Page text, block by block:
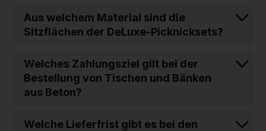
Aus welchem Material sind die
Sitzflächen der DeLuxe-Picknicksets?
Welches Zahlungsziel gilt bei der
Bestellung von Tischen und Bänken
aus Beton?
Welche Lieferfrist gibt es bei den